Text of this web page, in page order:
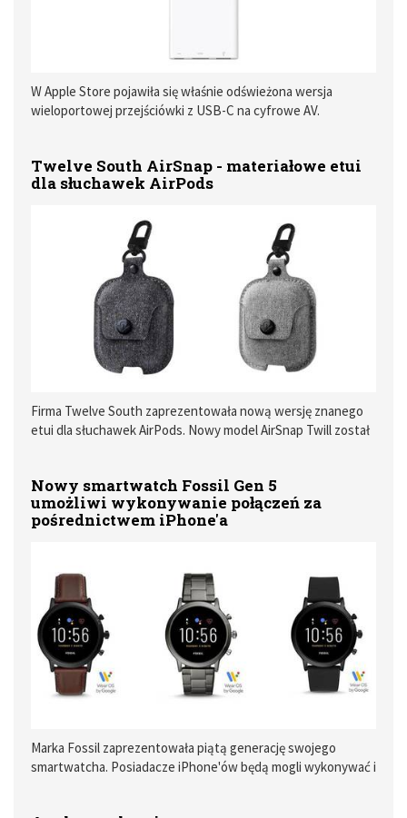
W Apple Store pojawiła się właśnie odświeżona wersja
wieloportowej przejściówki z USB-C na cyfrowe AV.
pojawiło się wsparcie dla HDMI 2.0.
Twelve South AirSnap - materiałowe etui
dla słuchawek AirPods
Firma Twelve South zaprezentowała nową wersję znanego
etui dla słuchawek AirPods. Nowy model AirSnap Twill został
Nowy smartwatch Fossil Gen 5
umożliwi wykonywanie połączeń za
pośrednictwem iPhone'a
Marka Fossil zaprezentowała piątą generację swojego
smartwatcha. Posiadacze iPhone'ów będą mogli wykonywać i